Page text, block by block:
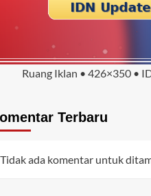
Ruang Iklan • 426×350 •
Terbaru
Tidak ada komentar untuk